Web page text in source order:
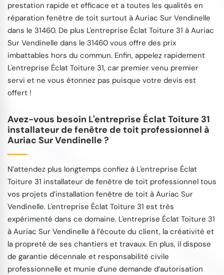
prestation rapide et efficace et a toutes les qualités en
réparation fenêtre de toit surtout à Auriac Sur Vendinelle
dans le 31460. De plus L'entreprise Éclat Toiture 31 à Auriac
Sur Vendinelle dans le 31460 vous offre des prix
imbattables hors du commun. Enfin, appelez rapidement
L'entreprise Éclat Toiture 31, car premier venu premier
servi et ne vous étonnez pas puisque votre devis est
offert !
Avez-vous besoin L'entreprise Éclat Toiture 31
installateur de fenêtre de toit professionnel à
Auriac Sur Vendinelle ?
N’attendez plus longtemps confiez à L'entreprise Éclat
Toiture 31 installateur de fenêtre de toit professionnel tous
vos projets d’installation fenêtre de toit à Auriac Sur
Vendinelle. L'entreprise Éclat Toiture 31 est très
expérimenté dans ce domaine. L'entreprise Éclat Toiture 31
à Auriac Sur Vendinelle à l’écoute du client, la créativité et
la propreté de ses chantiers et travaux. En plus, il dispose
de garantie décennale et responsabilité civile
professionnelle et munie d’une demande d’autorisation